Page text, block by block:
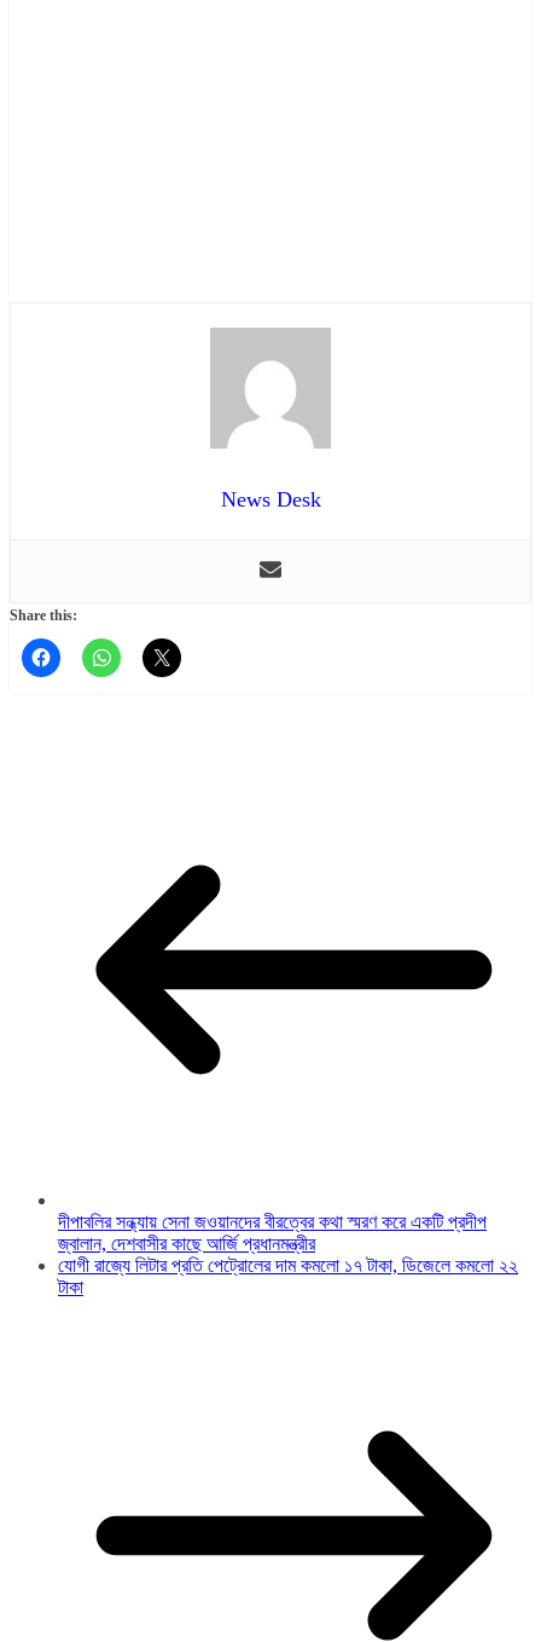
News Desk
Share this:
দীপাবলির সন্ধ্যায় সেনা জওয়ানদের বীরত্বের কথা স্মরণ করে একটি প্রদীপ
জ্বালান, দেশবাসীর কাছে আর্জি প্রধানমন্ত্রীর
যোগী রাজ্যে লিটার প্রতি পেট্রোলের দাম কমলো ১৭ টাকা, ডিজেলে কমলো ২২
টাকা